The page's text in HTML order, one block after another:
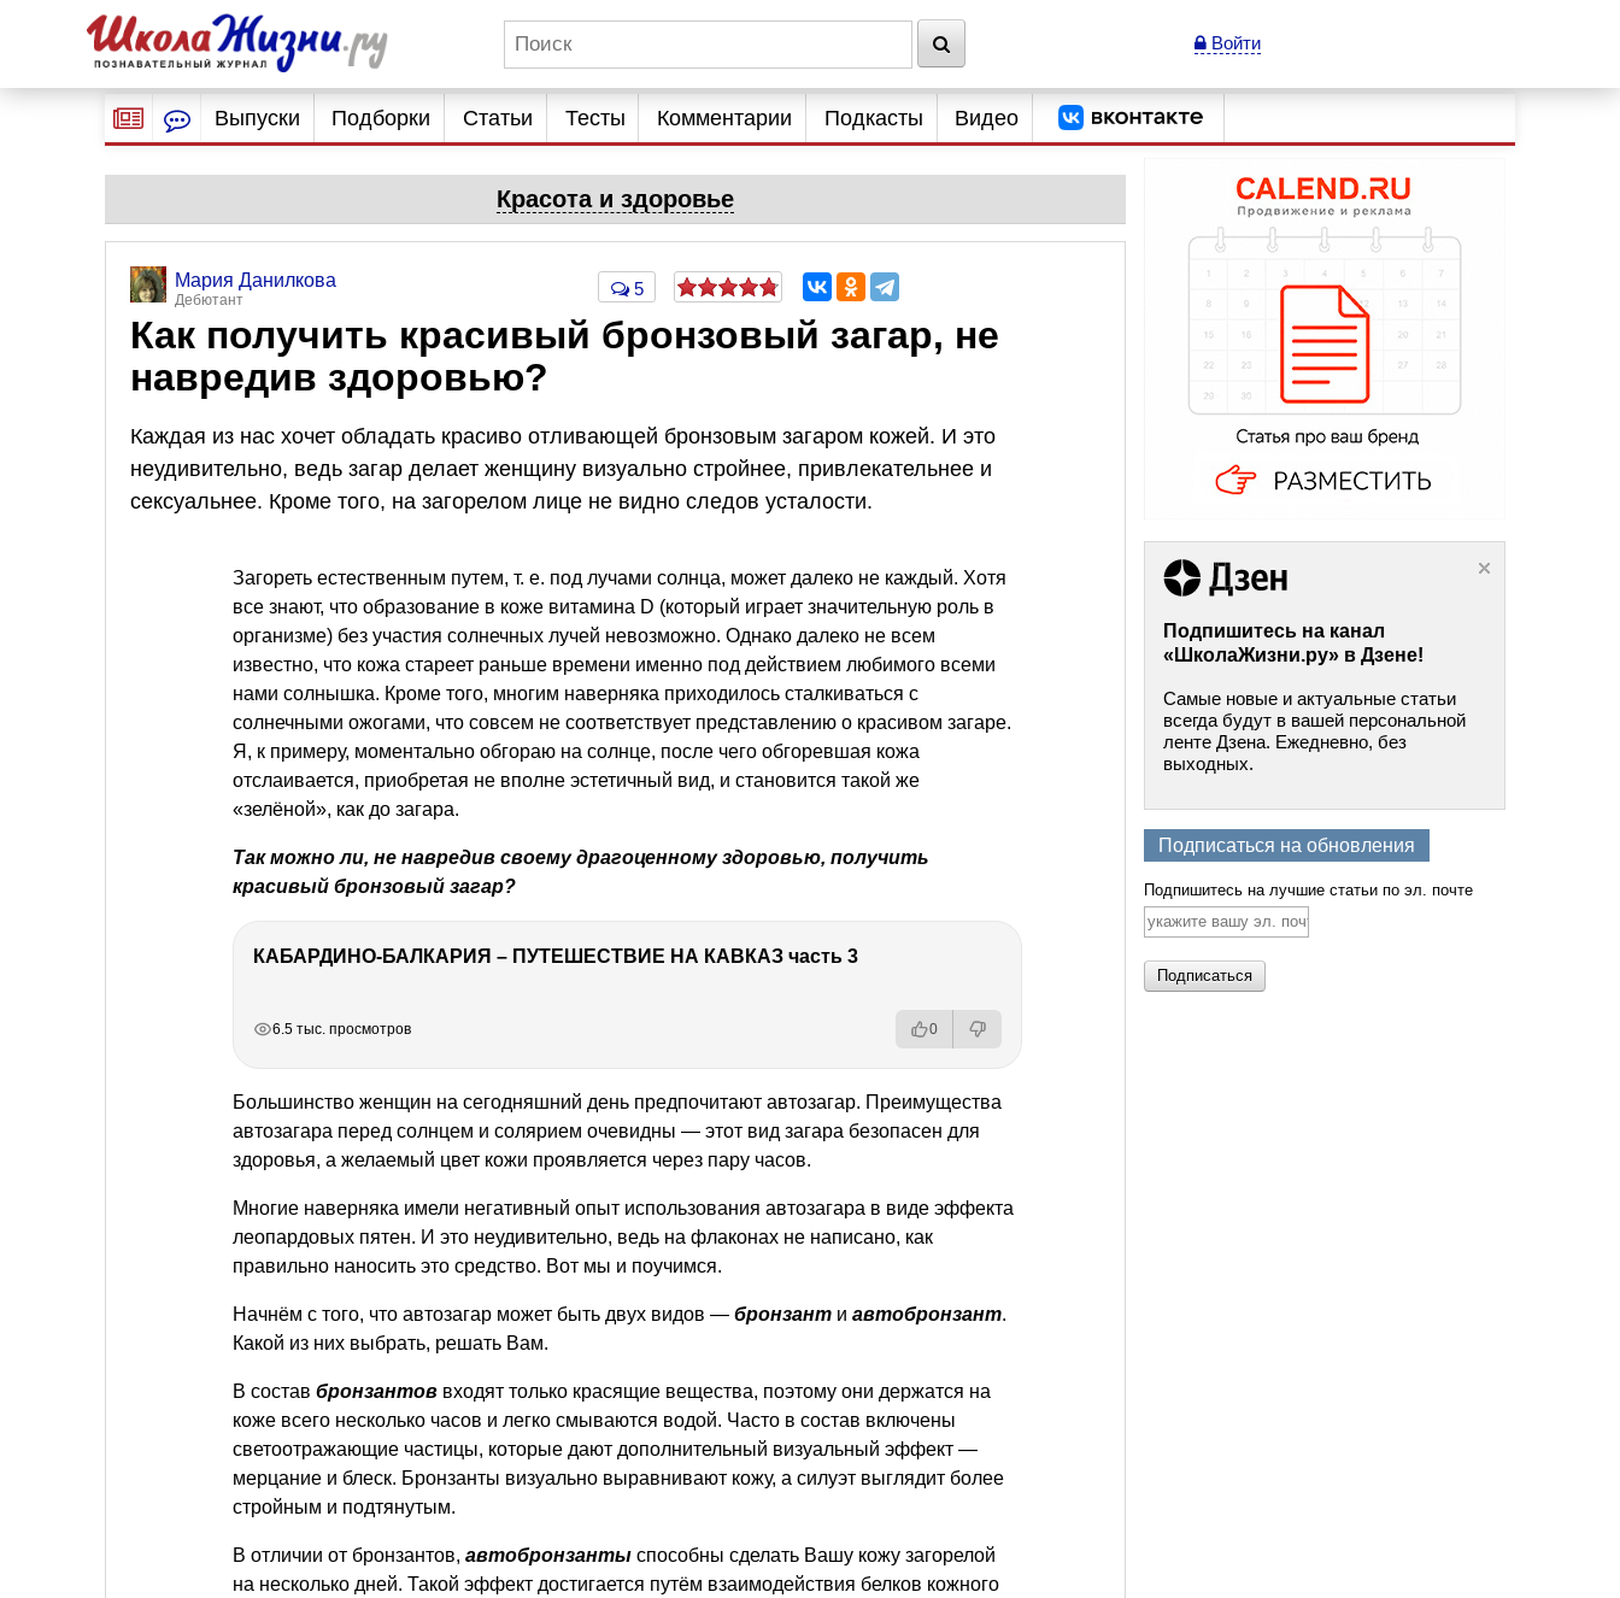
Войти
Выпуски Подборки Статьи Тесты Комментарии Подкасты Видео
Красота и здоровье
Мария Данилкова
Дебютант
5
Как получить красивый бронзовый загар, не
навредив здоровью?
Каждая из нас хочет обладать красиво отливающей бронзовым загаром кожей. И это
неудивительно, ведь загар делает женщину визуально стройнее, привлекательнее и
сексуальнее. Кроме того, на загорелом лице не видно следов усталости.
Загореть естественным путем, т. е. под лучами солнца, может далеко не каждый. Хотя
все знают, что образование в коже витамина D (который играет значительную роль в
организме) без участия солнечных лучей невозможно. Однако далеко не всем
известно, что кожа стареет раньше времени именно под действием любимого всеми
нами солнышка. Кроме того, многим наверняка приходилось сталкиваться с
солнечными ожогами, что совсем не соответствует представлению о красивом загаре.
Я, к примеру, моментально обгораю на солнце, после чего обгоревшая кожа
отслаивается, приобретая не вполне эстетичный вид, и становится такой же
«зелёной», как до загара.
Так можно ли, не навредив своему драгоценному здоровью, получить
красивый бронзовый загар?
КАБАРДИНО-БАЛКАРИЯ – ПУТЕШЕСТВИЕ НА КАВКАЗ часть 3
6.5 тыс. просмотров 0
Большинство женщин на сегодняшний день предпочитают автозагар. Преимущества
автозагара перед солнцем и солярием очевидны — этот вид загара безопасен для
здоровья, а желаемый цвет кожи проявляется через пару часов.
Многие наверняка имели негативный опыт использования автозагара в виде эффекта
леопардовых пятен. И это неудивительно, ведь на флаконах не написано, как
правильно наносить это средство. Вот мы и поучимся.
Начнём с того, что автозагар может быть двух видов — бронзант и автобронзант.
Какой из них выбрать, решать Вам.
В состав бронзантов входят только красящие вещества, поэтому они держатся на
коже всего несколько часов и легко смываются водой. Часто в состав включены
светоотражающие частицы, которые дают дополнительный визуальный эффект —
мерцание и блеск. Бронзанты визуально выравнивают кожу, а силуэт выглядит более
стройным и подтянутым.
В отличии от бронзантов, автобронзанты способны сделать Вашу кожу загорелой
на несколько дней. Такой эффект достигается путём взаимодействия белков кожного
Подпишитесь на канал
«ШколаЖизни.ру» в Дзене!
Самые новые и актуальные статьи
всегда будут в вашей персональной
ленте Дзена. Ежедневно, без
выходных.
Подписаться на обновления
Подпишитесь на лучшие статьи по эл. почте